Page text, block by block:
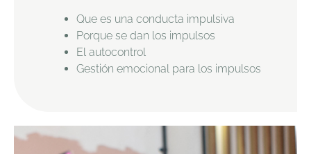
Que es una conducta impulsiva
Porque se dan los impulsos
El autocontrol
Gestión emocional para los impulsos